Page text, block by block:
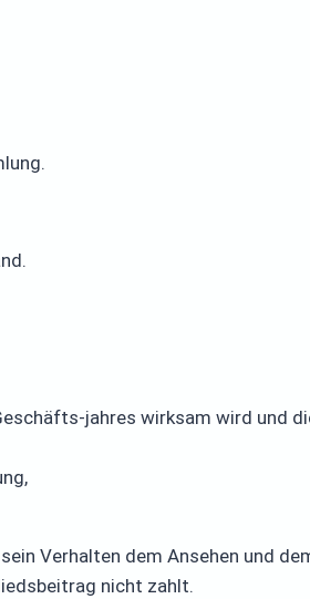
jahres wirksam wird und
Verhalten dem Ansehen und
nicht zahlt.